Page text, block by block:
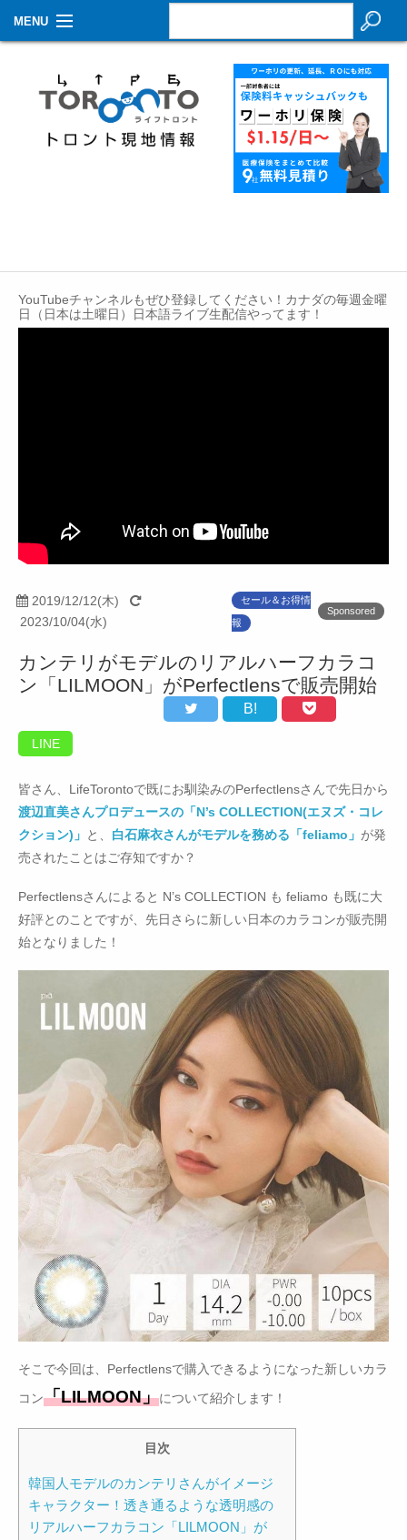
MENU
生活情報
その他
Contact
YouTubeチャンネルもぜひ登録してください！カナダの毎週金曜
日（日本は土曜日）日本語ライブ生配信やってます！
2019/12/12(木)
2023/10/04(水)
セール＆お得情
報
Sponsored
カンテリがモデルのリアルハーフカラコ
ン「LILMOON」がPerfectlensで販売開始
B!
LINE
皆さん、LifeTorontoで既にお馴染みのPerfectlensさんで先日から
渡辺直美さんプロデュースの「N’s COLLECTION(エヌズ・コレ
クション)」 と、 白石麻衣さんがモデルを務める「feliamo」 が発
売されたことはご存知ですか？
Perfectlensさんによると N’s COLLECTION も feliamo も既に大
好評とのことですが、先日さらに新しい日本のカラコンが販売開
始となりました！
そこで今回は、Perfectlensで購入できるようになった新しいカラ
コン「LILMOON」について紹介します！
目次
韓国人モデルのカンテリさんがイメージ
キャラクター！透き通るような透明感の
リアルハーフカラコン「LILMOON」が